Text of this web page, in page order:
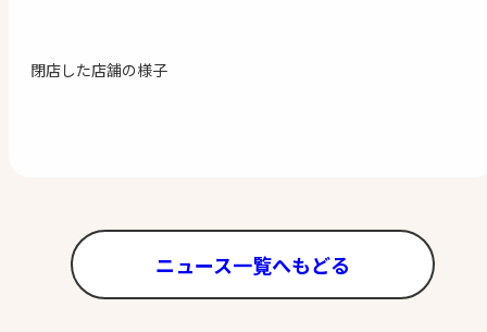
閉店した店舗の様子
ニュース一覧へもどる